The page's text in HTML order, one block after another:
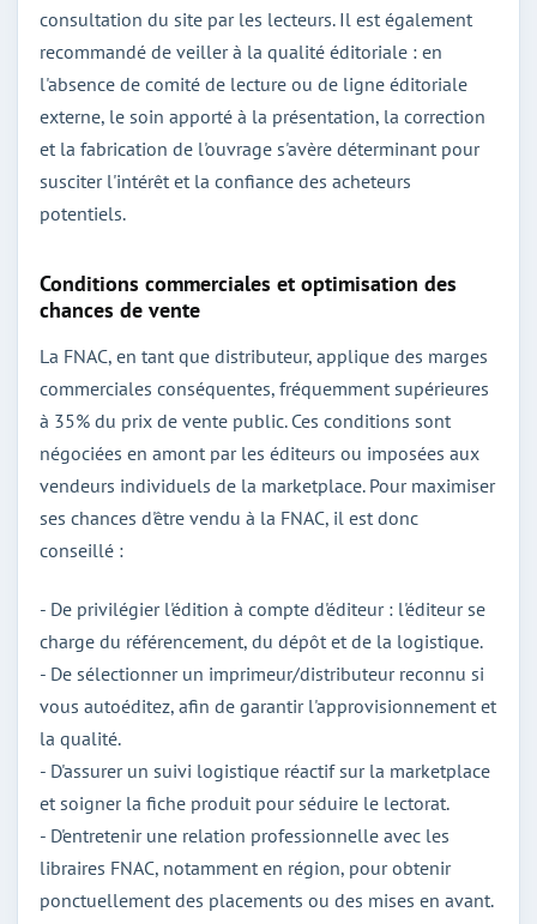
consultation du site par les lecteurs. Il est également
recommandé de veiller à la qualité éditoriale : en
l'absence de comité de lecture ou de ligne éditoriale
externe, le soin apporté à la présentation, la correction
et la fabrication de l'ouvrage s'avère déterminant pour
susciter l'intérêt et la confiance des acheteurs
potentiels.
Conditions commerciales et optimisation des
chances de vente
La FNAC, en tant que distributeur, applique des marges
commerciales conséquentes, fréquemment supérieures
à 35% du prix de vente public. Ces conditions sont
négociées en amont par les éditeurs ou imposées aux
vendeurs individuels de la marketplace. Pour maximiser
ses chances d'être vendu à la FNAC, il est donc
conseillé :
- De privilégier l'édition à compte d'éditeur : l'éditeur se
charge du référencement, du dépôt et de la logistique.
- De sélectionner un imprimeur/distributeur reconnu si
vous autoéditez, afin de garantir l'approvisionnement et
la qualité.
- D'assurer un suivi logistique réactif sur la marketplace
et soigner la fiche produit pour séduire le lectorat.
- D'entretenir une relation professionnelle avec les
libraires FNAC, notamment en région, pour obtenir
ponctuellement des placements ou des mises en avant.